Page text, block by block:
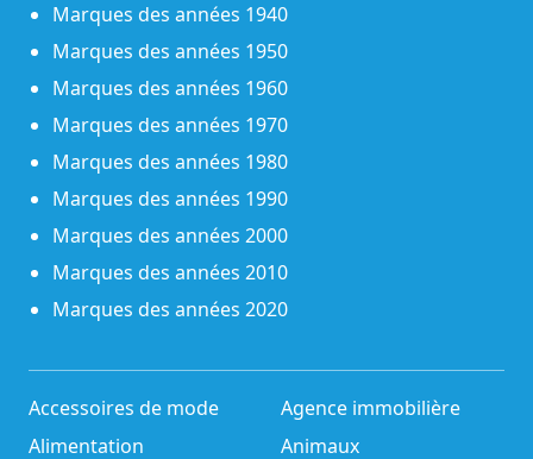
Marques des années 1940
Marques des années 1950
Marques des années 1960
Marques des années 1970
Marques des années 1980
Marques des années 1990
Marques des années 2000
Marques des années 2010
Marques des années 2020
Accessoires de mode
Agence immobilière
Alimentation
Animaux